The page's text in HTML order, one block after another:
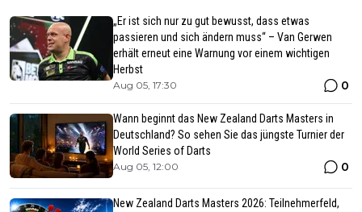
„Er ist sich nur zu gut bewusst, dass etwas
passieren und sich ändern muss“ – Van Gerwen
erhält erneut eine Warnung vor einem wichtigen
Herbst
Aug 05, 17:30 0
Wann beginnt das New Zealand Darts Masters in
Deutschland? So sehen Sie das jüngste Turnier der
World Series of Darts
Aug 05, 12:00 0
New Zealand Darts Masters 2026: Teilnehmerfeld,